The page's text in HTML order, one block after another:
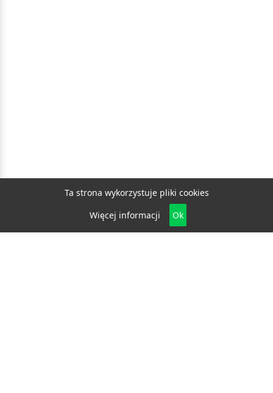
Ta strona wykorzystuje pliki cookies
Więcej informacji
Ok